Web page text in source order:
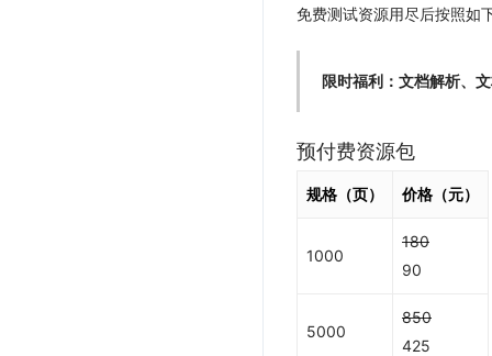
免费测试资源用尽后按照如
限时福利：文档解析、
预付费资源包
规格（页） 价格（元）
1000
180
90
5000
850
425